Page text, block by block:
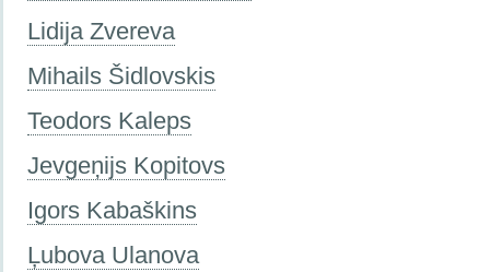
Lidija Zvereva
Mihails Šidlovskis
Teodors Kaleps
Jevgeņijs Kopitovs
Igors Kabaškins
Ļubova Ulanova